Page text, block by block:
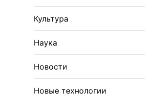
Культура
Наука
Новости
Новые технологии